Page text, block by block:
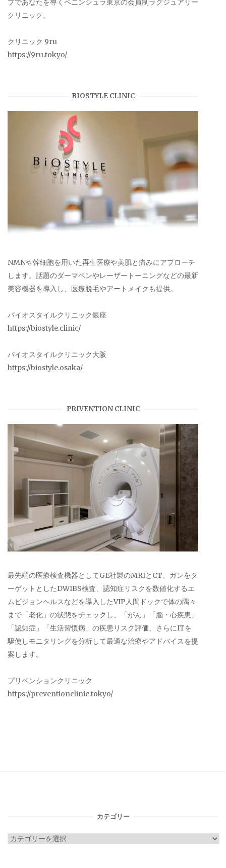
プであなたを導くペニンシュラ東京の会員制ラグジュアリー
クリニック。
クリニック 9ru
https://9ru.tokyo/
BIOSTYLE CLINIC
NMNや幹細胞を用いた再生医療や美肌と痛みにアプローチ
します。話題のダーマペンやレーザートーニングなどの最新
美容機器を導入し、医療脱毛やアートメイクも提供。
バイオスタイルクリニック銀座
https://biostyle.clinic/
バイオスタイルクリニック大阪
https://biostyle.osaka/
PRIVENTION CLINIC
最先端の医療検査機器としてGE社製のMRIとCT、ガンをタ
ーゲットとしたDWIBS検査、認知症リスクを数値化するエ
ムビジョンヘルスなどを導入したVIP人間ドックで体の隅々
まで「老化」の状態をチェックし、「がん」「脳・心疾患」
「認知症」「生活習慣病」の疾患リスク評価、さらにITを
駆使しモニタリングを分析して最適な治療やアドバイスを提
案します。
プリベンションクリニック
https://preventionclinic.tokyo/
カテゴリー
カ